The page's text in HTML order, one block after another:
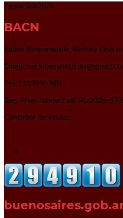
Fecha: 6/8/2026
BACN
Editor Responsable: Romina Linares.
Email:
Tel: 1159896980.
Reg. Prop. Intelectual: RL-2026-
Contador de Visitas